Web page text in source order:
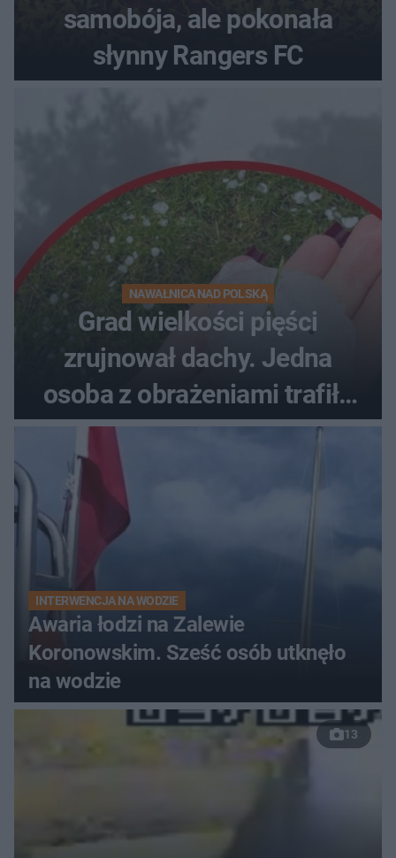
samobója, ale pokonała
słynny Rangers FC
NAWAŁNICA NAD POLSKĄ
Grad wielkości pięści
zrujnował dachy. Jedna
osoba z obrażeniami trafiła
do szpitala
INTERWENCJA NA WODZIE
Awaria łodzi na Zalewie
Koronowskim. Sześć osób utknęło
na wodzie
13